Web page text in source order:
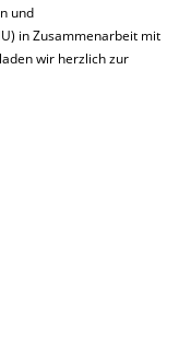
und
in Zusammenarbeit mit
wir herzlich zur